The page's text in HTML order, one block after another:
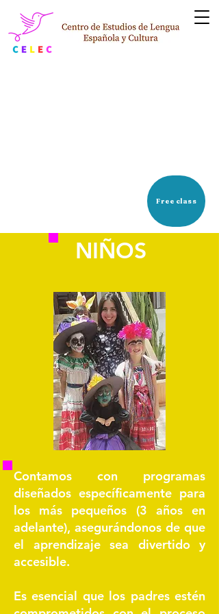
Free class
NIÑOS
Contamos con programas
diseñados específicamente para
los más pequeños (3 años en
adelante), asegurándonos de que
el aprendizaje sea divertido y
accesible.
Es esencial que los padres estén